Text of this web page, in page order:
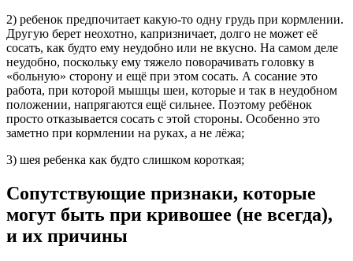
2) ребенок предпочитает какую-то одну грудь при кормлении.
Другую берет неохотно, капризничает, долго не может её
сосать, как будто ему неудобно или не вкусно. На самом деле
неудобно, поскольку ему тяжело поворачивать головку в
«больную» сторону и ещё при этом сосать. А сосание это
работа, при которой мышцы шеи, которые и так в неудобном
положении, напрягаются ещё сильнее. Поэтому ребёнок
просто отказывается сосать с этой стороны. Особенно это
заметно при кормлении на руках, а не лёжа;
3) шея ребенка как будто слишком короткая;
Сопутствующие признаки, которые
могут быть при кривошее (не всегда),
и их причины